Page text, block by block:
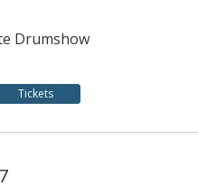
Drumshow
Tickets